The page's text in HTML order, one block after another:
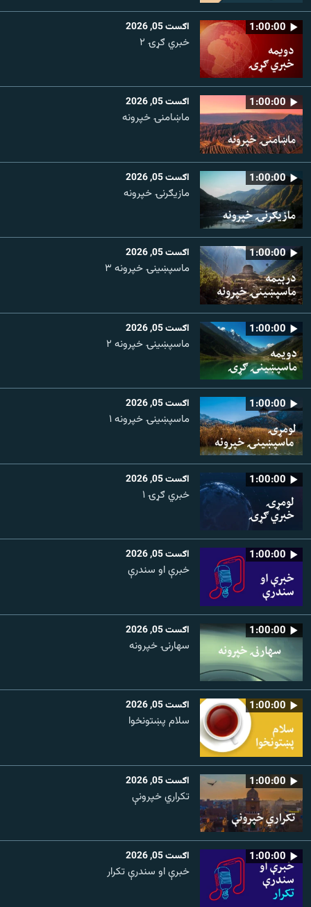
1:00:00 اګست 05, 2026
خبري ګړۍ ۲
1:00:00 اګست 05, 2026
ماښامنۍ خپرونه
1:00:00 اګست 05, 2026
مازیګرنۍ خپرونه
1:00:00 اګست 05, 2026
ماسپښینۍ خپرونه ۳
1:00:00 اګست 05, 2026
ماسپښينۍ خپرونه ۲
1:00:00 اګست 05, 2026
ماسپښينۍ خپرونه ۱
1:00:00 اګست 05, 2026
خبري ګړۍ ۱
1:00:00 اګست 05, 2026
خبرې او سندرې
1:00:00 اګست 05, 2026
سهارنۍ خپرونه
1:00:00 اګست 05, 2026
سلام پښتونخوا
1:00:00 اګست 05, 2026
تکراري خپرونې
1:00:00 اګست 05, 2026
خبرې او سندرې تکرار